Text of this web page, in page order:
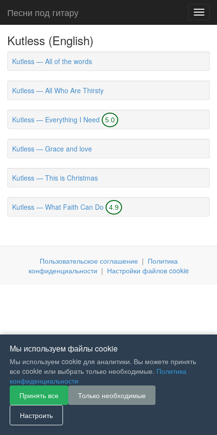
Песни под гитару
Kutless (English)
Kutless — All of the words
Kutless — All Who Are Thirsty
Kutless — Everything I Need 5.0
Kutless — Grace and love
Kutless — This is Christmas
Kutless — What Faith Can Do 4.9
Пользовательское соглашение | Политика
конфиденциальности | Настройки файлов cookie
Мы используем файлы cookie
Мы используем cookie для аналитики. Вы можете принять
все cookie или выбрать только необходимые. Политика
конфиденциальности
Принять все
Только необходимые
Настроить
If you like Guitar Songs, you
can buy me a coffee :)